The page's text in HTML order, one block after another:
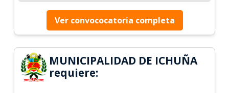
Ver convococatoria completa
MUNICIPALIDAD DE ICHUÑA
requiere: